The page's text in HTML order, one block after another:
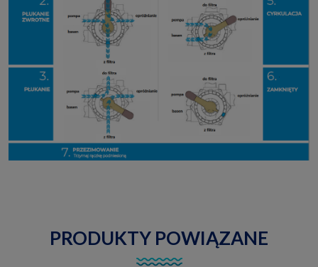
PRODUKTY POWIĄZANE